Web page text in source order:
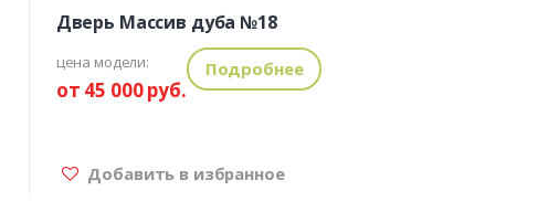
Дверь Массив дуба №18
цена модели:
от 45 000 руб.
Подробнее
Добавить в избранное